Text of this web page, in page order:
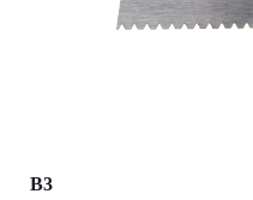
B3